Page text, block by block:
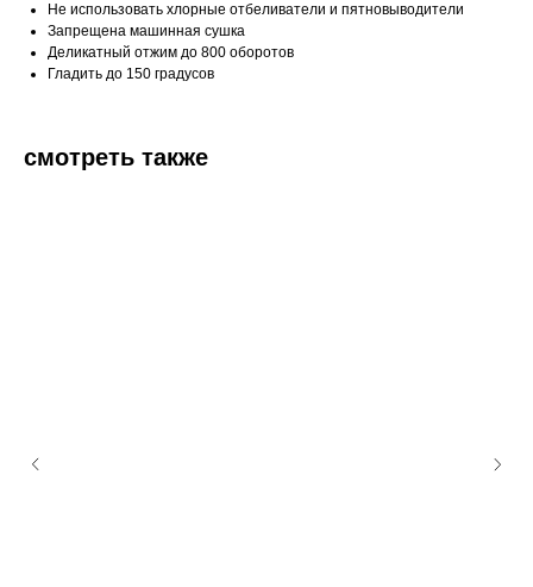
Не использовать хлорные отбеливатели и пятновыводители
Запрещена машинная сушка
Деликатный отжим до 800 оборотов
Гладить до 150 градусов
смотреть также